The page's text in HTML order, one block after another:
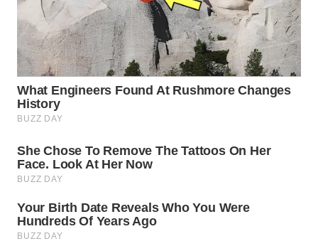
WN
SURABAYA
WN
NATUNA
WN
BINTAN
MANDALIKA